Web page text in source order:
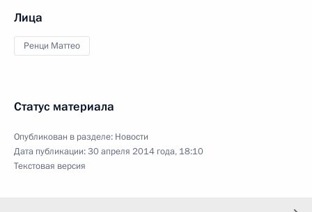
Лица
Ренци Маттео
Статус материала
Опубликован в разделе: Новости
Дата публикации:30 апреля 2014 года, 18:10
Текстовая версия